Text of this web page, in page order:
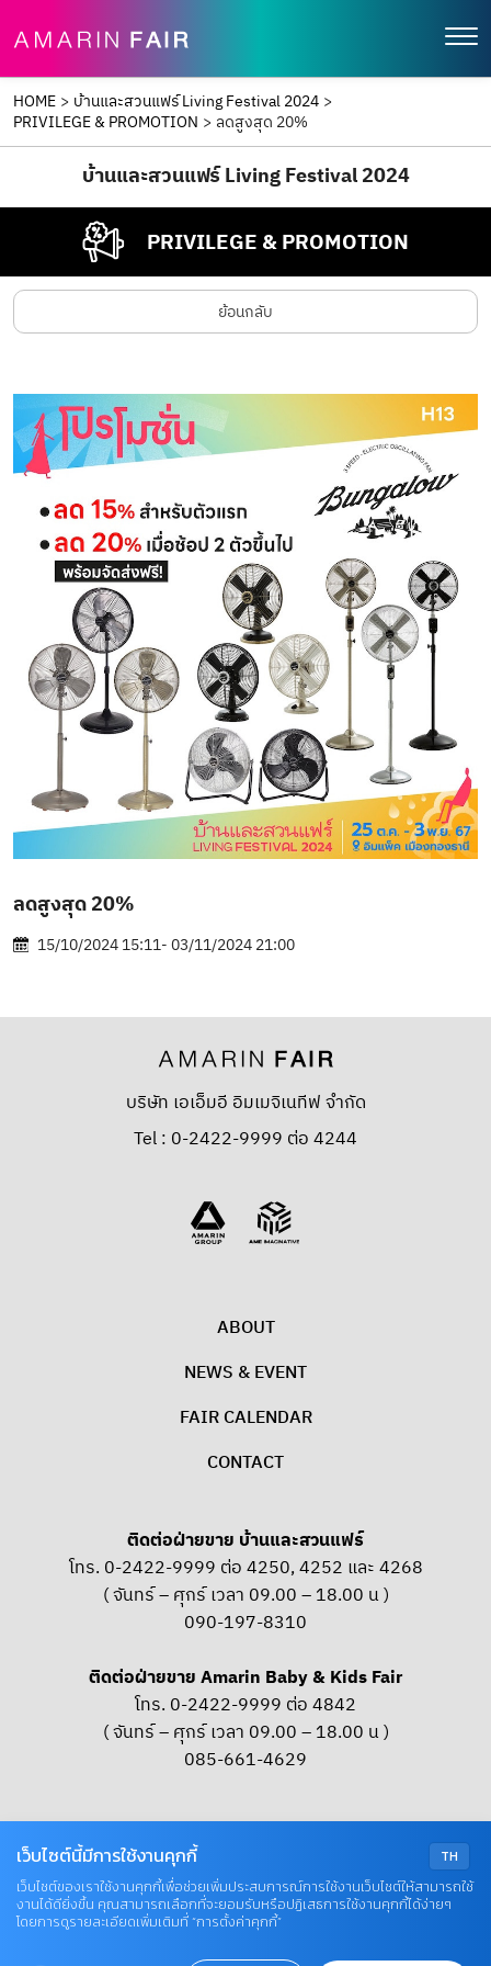
HOME > บ้านและสวนแฟร์ Living Festival 2024 >
PRIVILEGE & PROMOTION > ลดสูงสุด 20%
บ้านและสวนแฟร์ Living Festival 2024
PRIVILEGE & PROMOTION
ย้อนกลับ
ลดสูงสุด 20%
15/10/2024 15:11- 03/11/2024 21:00
บริษัท เอเอ็มอี อิมเมจิเนทีฟ จำกัด
Tel : 0-2422-9999 ต่อ 4244
ABOUT
NEWS & EVENT
FAIR CALENDAR
CONTACT
ติดต่อฝ่ายขาย บ้านและสวนแฟร์
โทร. 0-2422-9999 ต่อ 4250, 4252 และ 4268
( จันทร์ – ศุกร์ เวลา 09.00 – 18.00 น )
090-197-8310
ติดต่อฝ่ายขาย Amarin Baby & Kids Fair
โทร. 0-2422-9999 ต่อ 4842
( จันทร์ – ศุกร์ เวลา 09.00 – 18.00 น )
085-661-4629
© COPYRIGHT 2026 AME IMAGINATIVE COMPANY LIMITED
TH
เว็บไซต์นี้มีการใช้งานคุกกี้
เว็บไซต์ของเราใช้งานคุกกี้เพื่อช่วยเพิ่มประสบการณ์การใช้งานเว็บไซต์ให้สามารถใช้
งานได้ดียิ่งขึ้น คุณสามารถเลือกที่จะยอมรับหรือปฏิเสธการใช้งานคุกกี้ได้ง่ายๆ
โดยการดูรายละเอียดเพิ่มเติมที่ “การตั้งค่าคุกกี้”